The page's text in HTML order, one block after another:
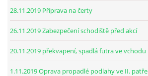
28.11.2019 Příprava na čerty
26.11.2019 Zabezpečení schodiště před akcí
20.11.2019 překvapení, spadlá futra ve vchodu
1.11.2019 Oprava propadlé podlahy ve II. patře